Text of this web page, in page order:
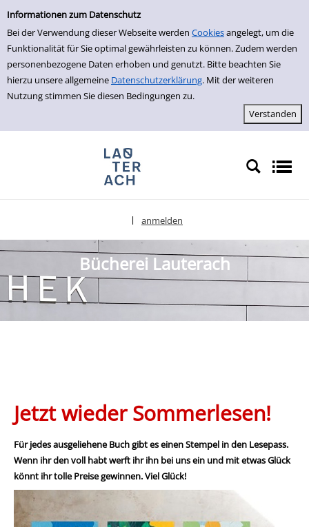
Bücherei Lauterach
Informationen zum Datenschutz
Bei der Verwendung dieser Webseite werden Cookiesangelegt, um die
Funktionalität für Sie optimal gewährleisten zu können. Zudem werden
personenbezogene Daten erhoben und genutzt. Bitte beachten Sie
hierzu unsere allgemeine Datenschutzerklärung. Mit der weiteren
Nutzung stimmen Sie diesen Bedingungen zu.
zur Navigation springen
zum Inhalt springen
anmelden
Bücherei Lauterach
Jetzt wieder Sommerlesen!
Für jedes ausgeliehene Buch gibt es einen Stempel in den Lesepass.
Wenn ihr den voll habt werft ihr ihn bei uns ein und mit etwas Glück
könnt ihr tolle Preise gewinnen. Viel Glück!